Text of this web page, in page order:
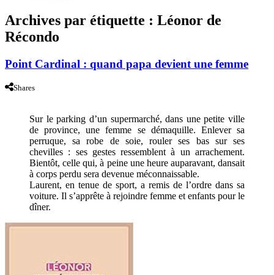
Archives par étiquette : Léonor de
Récondo
Point Cardinal : quand papa devient une femme
Shares
Sur le parking d’un supermarché, dans une petite ville
de province, une femme se démaquille. Enlever sa
perruque, sa robe de soie, rouler ses bas sur ses
chevilles : ses gestes ressemblent à un arrachement.
Bientôt, celle qui, à peine une heure auparavant, dansait
à corps perdu sera devenue méconnaissable.
Laurent, en tenue de sport, a remis de l’ordre dans sa
voiture. Il s’apprête à rejoindre femme et enfants pour le
dîner.